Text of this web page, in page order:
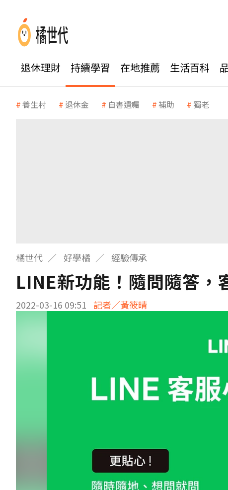
退休理財 持續學習 在地推薦 生活百科
養生村 退休金 自書遺囑 補助 獨老
橘世代 好學橘 經驗傳承
LINE新功能！隨問隨答，
2022-03-16 09:51 記者／黃筱晴